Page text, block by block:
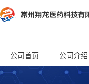
公司首页 公司介绍